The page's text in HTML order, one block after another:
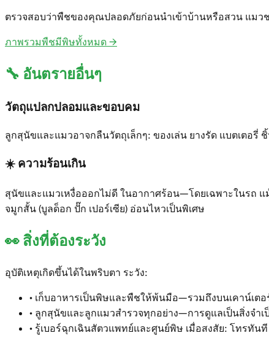
ตรวจสอบว่าพืชของคุณปลอดภัยก่อนนำเข้าบ้านหรือสวน แมว
ภาพรวมพืชมีพิษทั้งหมด→
🔧 อันตรายอื่นๆ
วัตถุแปลกปลอมและขอบคม
ลูกสุนัขและแมวอาจกลืนวัตถุเล็กๆ: ของเล่น ยางรัด แบตเตอ
☀️ ความร้อนเกิน
สุนัขและแมวเหงื่อออกไม่ดี ในอากาศร้อน—โดยเฉพาะในรถ
จมูกสั้น (บูลด็อก ปั๊ก เปอร์เซีย) อ่อนไหวเป็นพิเศษ
👀สิ่งที่ต้องระวัง
อุบัติเหตุเกิดขึ้นได้ในพริบตา ระวัง:
• เก็บอาหารเป็นพิษและพืชให้พ้นมือ—รวมถึงบนเคาน์เตอ
• ลูกสุนัขและลูกแมวสำรวจทุกอย่าง—การดูแลเป็นสิ่งจำเ
• รู้เบอร์ฉุกเฉินสัตวแพทย์และศูนย์พิษ เมื่อสงสัย: โทรทันที